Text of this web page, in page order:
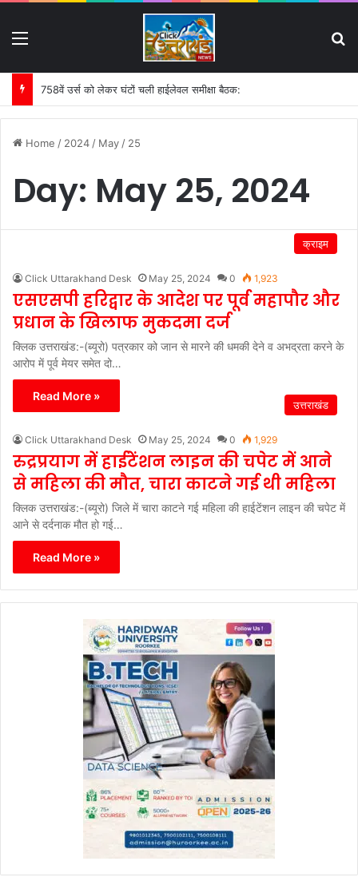
758वें उर्स को लेकर घंटों चली हाईलेवल समीक्षा बैठक:
Home / 2024 / May / 25
Day: May 25, 2024
क्राइम
Click Uttarakhand Desk May 25, 2024 0 1,923
एसएसपी हरिद्वार के आदेश पर पूर्व महापौर और
प्रधान के खिलाफ मुकदमा दर्ज
क्लिक उत्तराखंड:-(ब्यूरो) पत्रकार को जान से मारने की धमकी देने व अभद्रता करने के
आरोप में पूर्व मेयर समेत दो…
Read More »
उत्तराखंड
Click Uttarakhand Desk May 25, 2024 0 1,929
रुद्रप्रयाग में हाईटेंशन लाइन की चपेट में आने
से महिला की मौत, चारा काटने गई थी महिला
क्लिक उत्तराखंड:-(ब्यूरो) जिले में चारा काटने गई महिला की हाईटेंशन लाइन की चपेट में
आने से दर्दनाक मौत हो गई…
Read More »